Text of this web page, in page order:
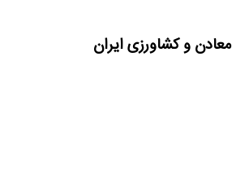
معادن و کشاورزی ایران